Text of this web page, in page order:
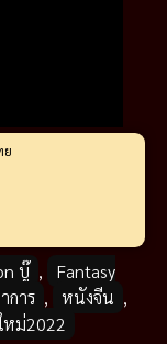
ย
บู๊ ,
Fantasy
การ , หนังจีน ,
หม่2022